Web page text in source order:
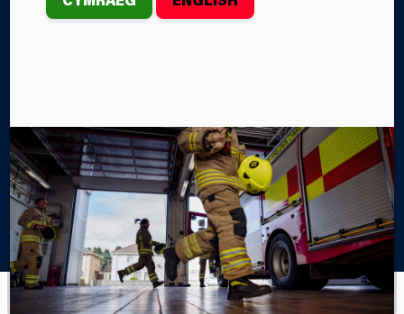
Gwasanaeth mewn amrywiaeth o ddigwyddiadau
Home
Amdanom Ni
Yr Osgordd Baneri Seremonïol